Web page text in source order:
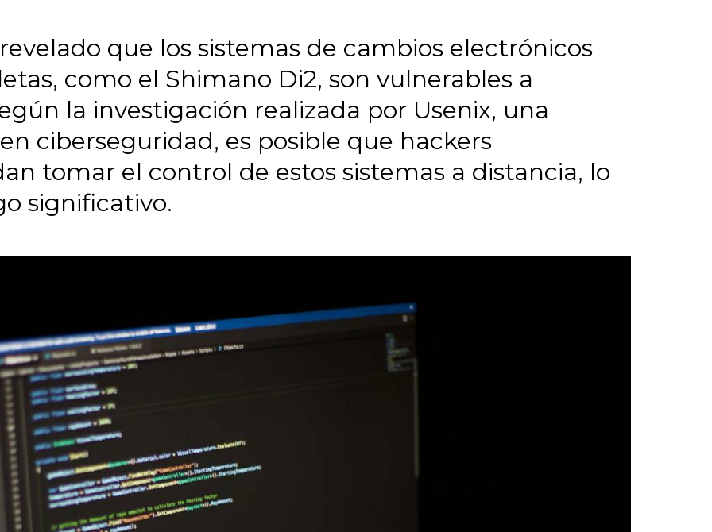
que los sistemas de cambios electrónicos
como el Shimano Di2, son vulnerables a
la investigación realizada por Usenix, una
ciberseguridad, es posible que hackers
tomar el control de estos sistemas a distancia, lo
significativo.